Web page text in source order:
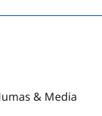
& Media